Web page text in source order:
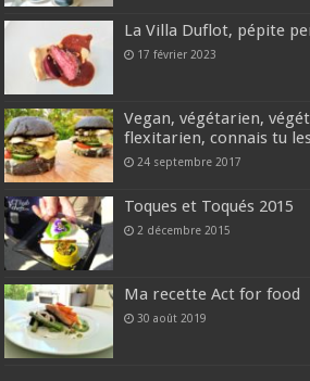
La Villa Duflot, pépite
17 février 2023
Vegan, végétarien,
flexitarien, connais tu
24 septembre 2017
Toques et Toqués 2015
2 décembre 2015
Ma recette Act for food
30 août 2019